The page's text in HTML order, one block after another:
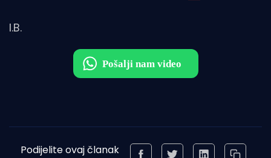
I.B.
Podijelite ovaj članak